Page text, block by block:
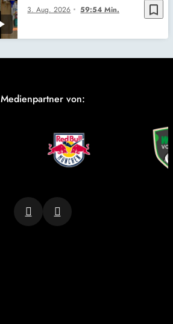
bookmark_border
3. Aug. 2026 59:54 Min.
Medienpartner von: